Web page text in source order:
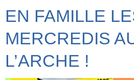
EN FAMILLE
MERCREDIS
L’ARCHE !